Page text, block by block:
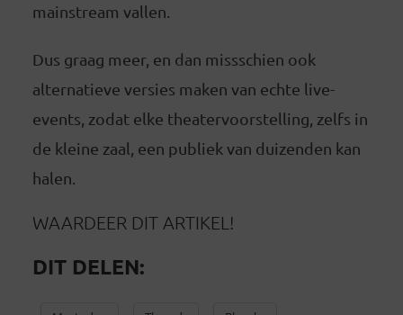
mainstream vallen.
Dus graag meer, en dan missschien ook
alternatieve versies maken van echte live-
events, zodat elke theatervoorstelling, zelfs in
de kleine zaal, een publiek van duizenden kan
halen.
WAARDEER DIT ARTIKEL!
DIT DELEN: